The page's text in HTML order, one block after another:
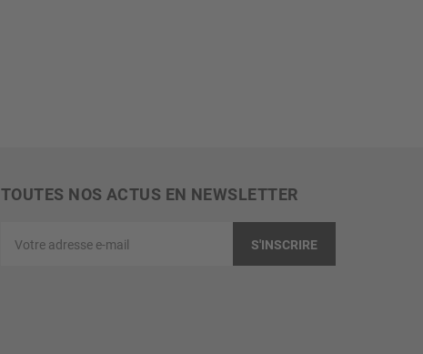
TOUTES NOS ACTUS EN NEWSLETTER
adresse
S'INSCRIRE